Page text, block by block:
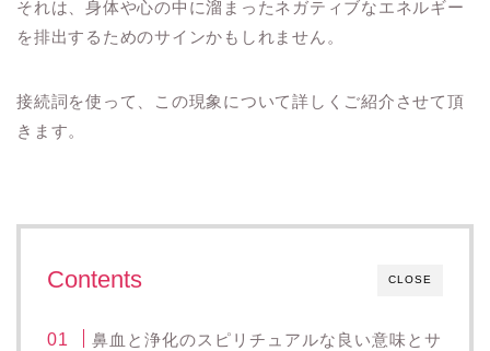
それは、身体や心の中に溜まったネガティブなエネルギー
を排出するためのサインかもしれません。
接続詞を使って、この現象について詳しくご紹介させて頂
きます。
CLOSE
Contents
鼻血と浄化のスピリチュアルな良い意味とサ